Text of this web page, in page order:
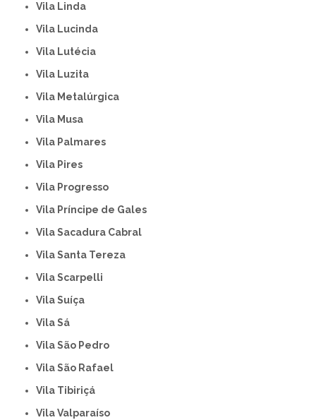
Vila Linda
Vila Lucinda
Vila Lutécia
Vila Luzita
Vila Metalúrgica
Vila Musa
Vila Palmares
Vila Pires
Vila Progresso
Vila Príncipe de Gales
Vila Sacadura Cabral
Vila Santa Tereza
Vila Scarpelli
Vila Suíça
Vila Sá
Vila São Pedro
Vila São Rafael
Vila Tibiriçá
Vila Valparaíso